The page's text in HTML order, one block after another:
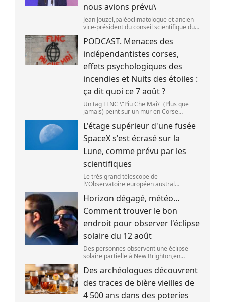
nous avions prévu\
Jean Jouzel,paléoclimatologue et ancien
vice-président du conseil scientifique du
(FRANCEINFO / RADIO FRANCE)
PODCAST. Menaces des
indépendantistes corses,
effets psychologiques des
incendies et Nuits des étoiles :
ça dit quoi ce 7 août ?
Un tag FLNC \"Piu Che Mai\" (Plus que
jamais) peint sur un mur en Corse
CASABIANCA )
L'étage supérieur d'une fusée
SpaceX s'est écrasé sur la
Lune, comme prévu par les
scientifiques
Le très grand télescope de
l\'Observatoire européen austral
que l\'étage supérieur d\'une fusée de
SpaceX s\'est bien écrasé sur la Lune,le 5
aoû
Horizon dégagé, météo...
Comment trouver le bon
endroit pour observer l'éclipse
solaire du 12 août
Des personnes observent une éclipse
solaire partielle à New Brighton,en
(SANKA VIDANAGAMA )
Des archéologues découvrent
des traces de bière vieilles de
4 500 ans dans des poteries